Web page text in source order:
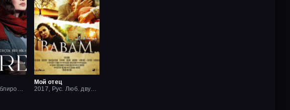
Мой отец